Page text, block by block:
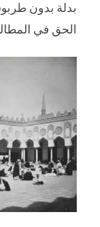
بدلة بدون
الحق في